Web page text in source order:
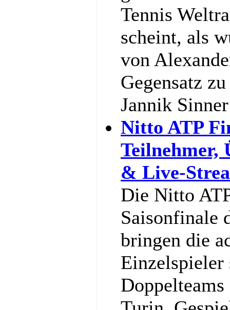
Tennis
scheint, als
von
Gegensatz
Jannik
Nitto ATP
Teilnehmer,
& Live-
Die Nitto
Saisonfinale
bringen die
Einzelspieler
Doppelteams